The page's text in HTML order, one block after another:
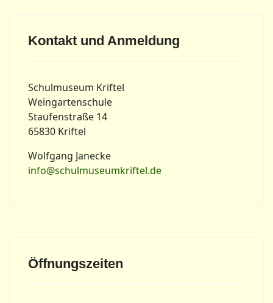
Kontakt und Anmeldung
Schulmuseum Kriftel
Weingartenschule
Staufenstraße 14
65830 Kriftel
Wolfgang Janecke
info@schulmuseumkriftel.de
Öffnungszeiten